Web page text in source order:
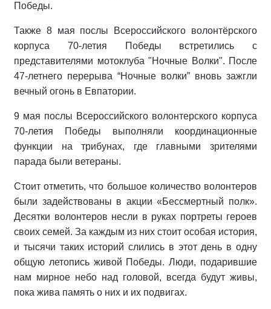
Победы.
Также 8 мая послы Всероссийского волонтёрского
корпуса 70-летия Победы встретились с
представителями мотоклуба "Ночные Волки". После
47-летнего перерыва “Ночные волки” вновь зажгли
вечный огонь в Евпатории.
9 мая послы Всероссийского волонтерского корпуса
70-летия Победы выполняли координационные
функции на трибунах, где главными зрителями
парада были ветераны.
Стоит отметить, что большое количество волонтеров
были задействованы в акции «Бессмертный полк».
Десятки волонтеров несли в руках портреты героев
своих семей. За каждым из них стоит особая история,
и тысячи таких историй слились в этот день в одну
общую летопись живой Победы. Люди, подарившие
нам мирное небо над головой, всегда будут живы,
пока жива память о них и их подвигах.